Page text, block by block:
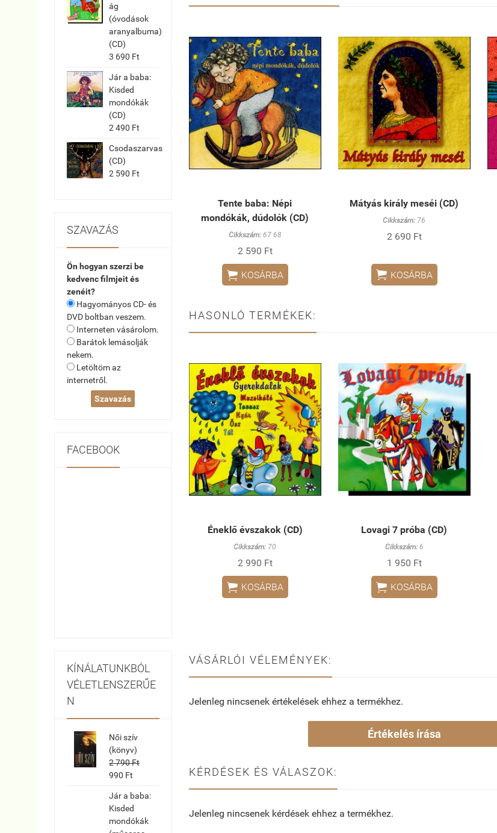
ág
(óvodások
aranyalbuma)
(CD)
3 690 Ft
Jár a baba:
Kisded
mondókák
(CD)
2 490 Ft
Csodaszarvas
(CD)
2 590 Ft
SZAVAZÁS
Ön hogyan szerzi be
kedvenc filmjeit és
zenéit?
Hagyományos CD- és
DVD boltban veszem.
Interneten vásárolom.
Barátok lemásolják
nekem.
Letöltöm az
internetről.
FACEBOOK
KÍNÁLATUNKBÓL
VÉLETLENSZERŰE
N
Női szív
(könyv)
2 790 Ft
990 Ft
Jár a baba:
Kisded
mondókák
Tente baba: Népi
mondókák, dúdolók (CD)
Cikkszám:67 68
2 590 Ft
 KOSÁRBA
Mátyás király meséi (CD)
Cikkszám: 76
2 690 Ft
 KOSÁRBA
HASONLÓ TERMÉKEK:
Éneklő évszakok (CD)
Cikkszám: 70
2 990 Ft
 KOSÁRBA
Lovagi 7 próba (CD)
Cikkszám:6
1 950 Ft
 KOSÁRBA
VÁSÁRLÓI VÉLEMÉNYEK:
Jelenleg nincsenek értékelések ehhez a termékhez.
Értékelés írása
KÉRDÉSEK ÉS VÁLASZOK:
Jelenleg nincsenek kérdések ehhez a termékhez.